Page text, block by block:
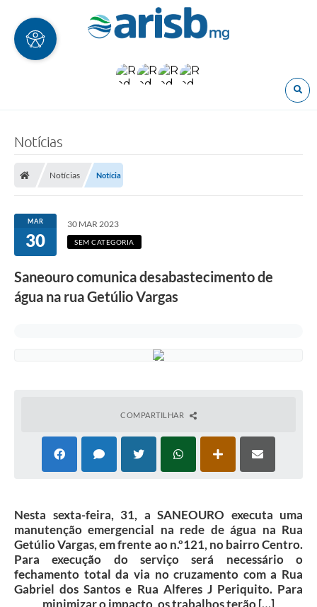
Notícias
Notícias Notícia
MAR
30
30 MAR 2023
SEM CATEGORIA
Saneouro comunica desabastecimento de
água na rua Getúlio Vargas
COMPARTILHAR
Nesta sexta-feira, 31, a SANEOURO executa uma
manutenção emergencial na rede de água na Rua
Getúlio Vargas, em frente ao n.º121, no bairro Centro.
Para execução do serviço será necessário o
fechamento total da via no cruzamento com a Rua
Gabriel dos Santos e Rua Alferes J Periquito. Para
minimizar o impacto, os trabalhos terão […]